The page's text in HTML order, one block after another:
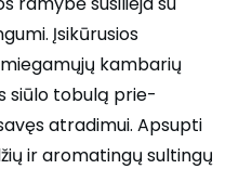
Įsikūrusios
kambarių
siūlo tobulą prie-
atradimui. Apsupti
ir aromatingų sultingų